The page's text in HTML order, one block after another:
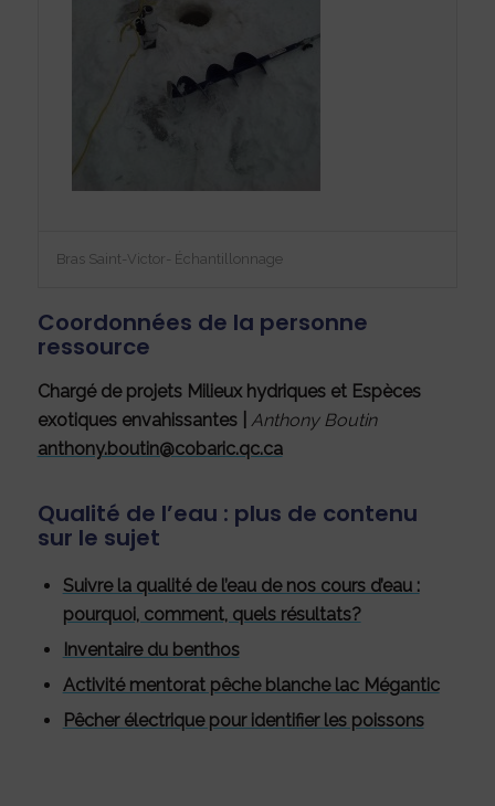
Bras Saint-Victor- Échantillonnage
Coordonnées de la personne
ressource
Chargé de projets Milieux hydriques et Espèces
exotiques envahissantes | Anthony Boutin
anthony.boutin@cobaric.qc.ca
Qualité de l’eau : plus de contenu
sur le sujet
Suivre la qualité de l’eau de nos cours d’eau :
pourquoi, comment, quels résultats?
Inventaire du benthos
Activité mentorat pêche blanche lac Mégantic
Pêcher électrique pour identifier les poissons